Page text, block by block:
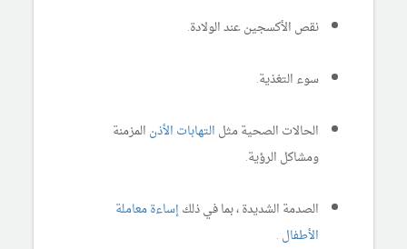
نقص الأكسجين عند الولادة.
سوء التغذية.
الحالات الصحية مثل التهابات الأذن المزمنة
ومشاكل الرؤية.
الصدمة الشديدة ، بما في ذلك إساءة معاملة
الأطفال .